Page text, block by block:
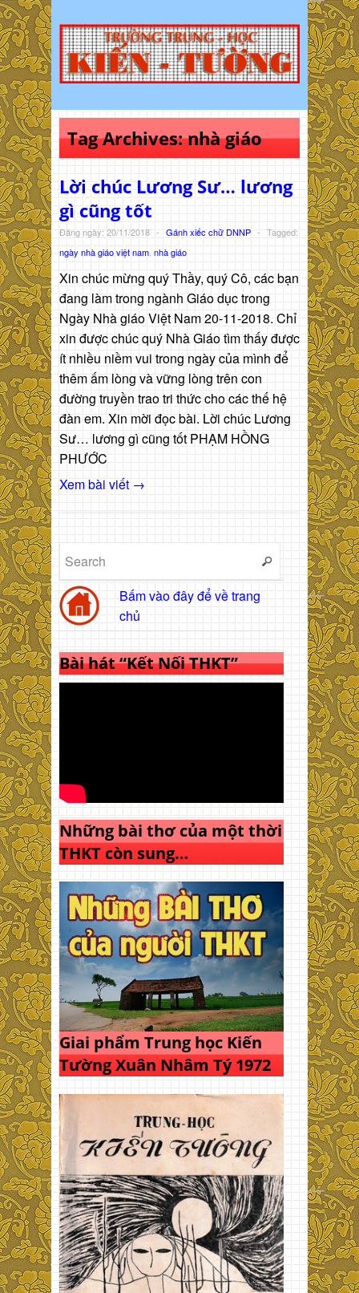
Tag Archives:nhà giáo
Lời chúc Lương Sư… lương
gì cũng tốt
Đăng ngày: 20/11/2018 - Gánh xiếc chữ DNNP - Tagged:
ngày nhà giáo việt nam nhà giáo
Xin chúc mừng quý Thầy, quý Cô, các bạn
đang làm trong ngành Giáo dục trong
Ngày Nhà giáo Việt Nam 20-11-2018. Chỉ
xin được chúc quý Nhà Giáo tìm thấy được
ít nhiều niềm vui trong ngày của mình để
thêm ấm lòng và vững lòng trên con
đường truyền trao tri thức cho các thế hệ
đàn em. Xin mời đọc bài. Lời chúc Lương
Sư… lương gì cũng tốt PHẠM HỒNG
PHƯỚC
Xem bài viết →
Bấm vào đây để về trang
chủ
Bài hát “Kết Nối THKT”
Những bài thơ của một thời
THKT còn sung…
Giai phẩm Trung học Kiến
Tường Xuân Nhâm Tý 1972